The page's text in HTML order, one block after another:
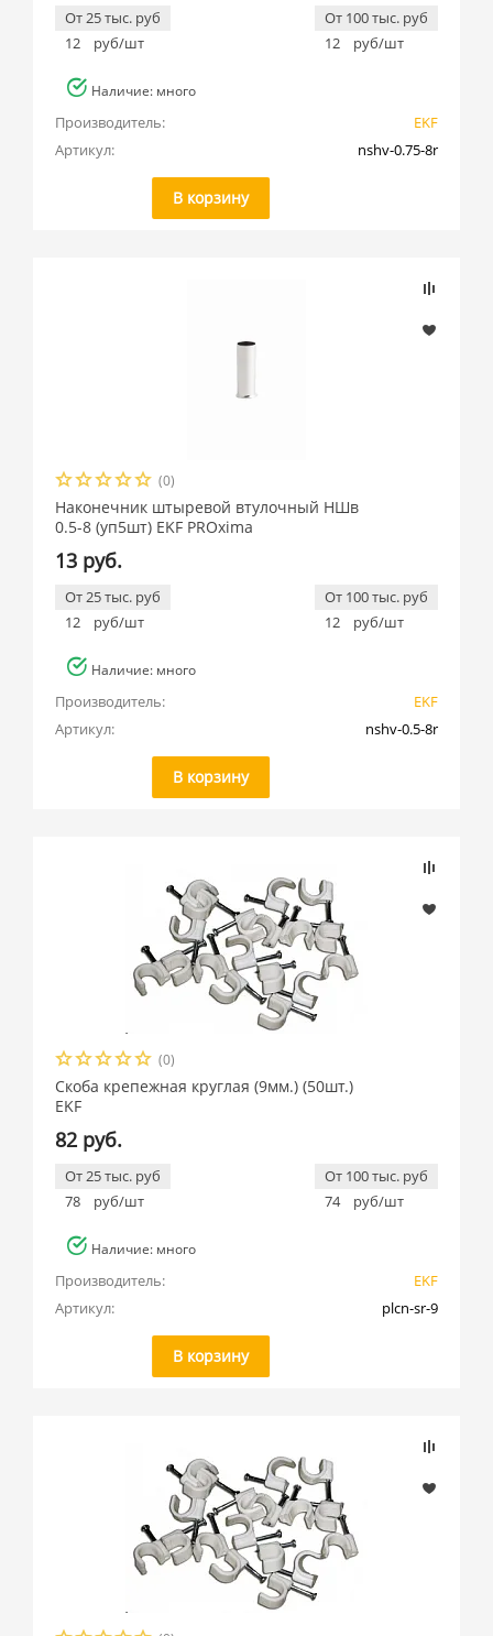
От 25 тыс. руб
12
руб/шт
От 100 тыс. руб
12
руб/шт
Наличие: много
Производитель:
EKF
Артикул:
nshv-0.75-8r
В корзину
(0)
Наконечник штыревой втулочный НШв
0.5-8 (уп5шт) EKF PROxima
13 руб.
От 25 тыс. руб
12
руб/шт
От 100 тыс. руб
12
руб/шт
Наличие: много
Производитель:
EKF
Артикул:
nshv-0.5-8r
В корзину
(0)
Скоба крепежная круглая (9мм.) (50шт.)
EKF
82 руб.
От 25 тыс. руб
78
руб/шт
От 100 тыс. руб
74
руб/шт
Наличие: много
Производитель:
EKF
Артикул:
plcn-sr-9
В корзину